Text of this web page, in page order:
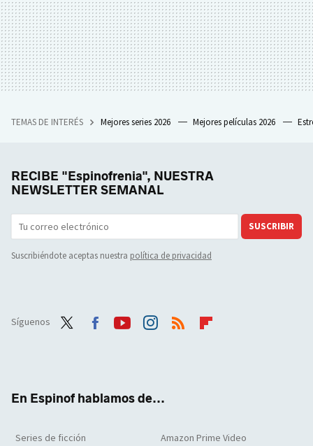
TEMAS DE INTERÉS Mejores series 2026 Mejores películas 2026
RECIBE "Espinofrenia", NUESTRA
NEWSLETTER SEMANAL
SUSCRIBIR
Suscribiéndote aceptas nuestra política de privacidad
Síguenos
En Espinof hablamos de...
Series de ficción Amazon Prime Video